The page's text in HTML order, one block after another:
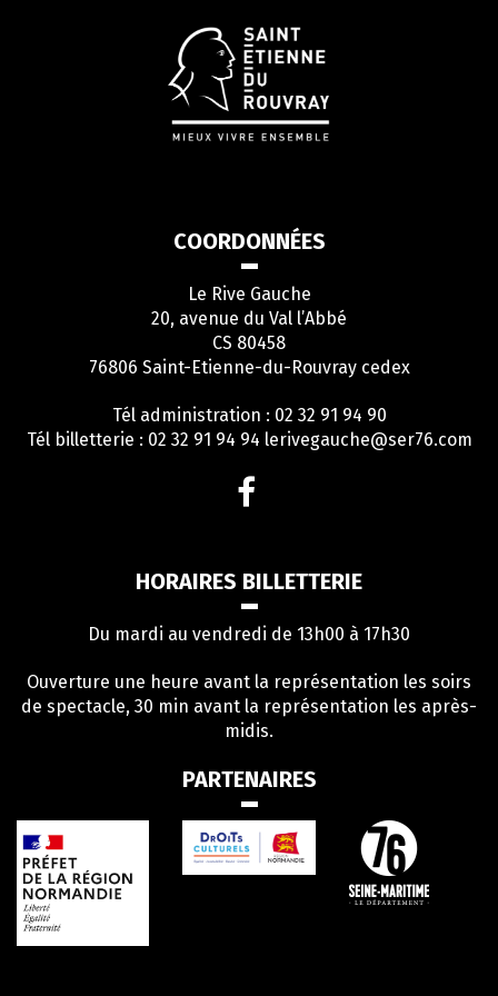
COORDONNÉES
Le Rive Gauche
20, avenue du Val l’Abbé
CS 80458
76806 Saint-Etienne-du-Rouvray cedex
Tél administration : 02 32 91 94 90
Tél billetterie : 02 32 91 94 94 lerivegauche@ser76.com
Facebook
HORAIRES BILLETTERIE
Du mardi au vendredi de 13h00 à 17h30
Ouverture une heure avant la représentation les soirs
de spectacle, 30 min avant la représentation les après-
midis.
PARTENAIRES